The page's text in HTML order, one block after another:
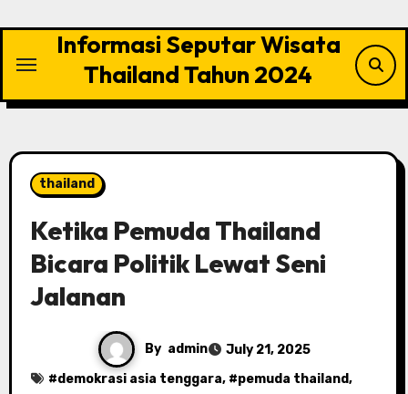
content
Informasi Seputar Wisata
Thailand Tahun 2024
thailand
Ketika Pemuda Thailand
Bicara Politik Lewat Seni
Jalanan
By admin
July 21, 2025
#demokrasi asia tenggara, #pemuda thailand,